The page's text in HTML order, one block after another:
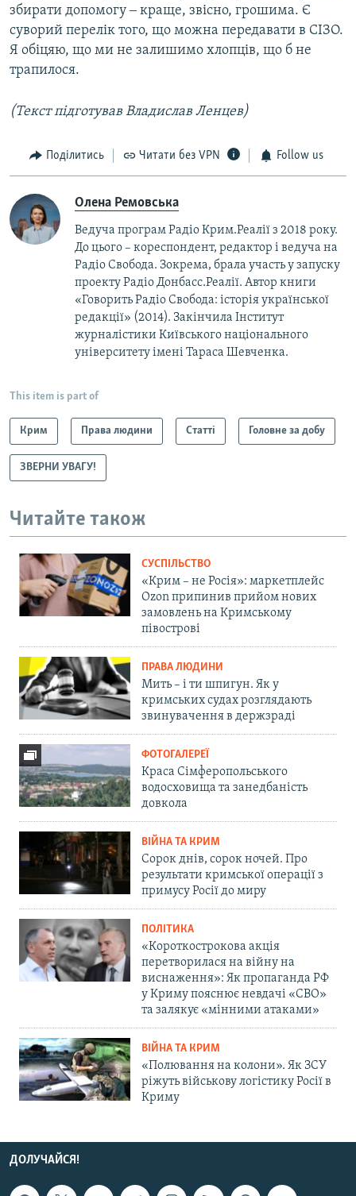
збирати допомогу ‒ краще, звісно, грошима. Є
суворий перелік того, що можна передавати в СІЗО.
Я обіцяю, що ми не залишимо хлопців, що б не
трапилося.
(Текст підготував Владислав Ленцев)
Поділитись Читати без VPN Follow us
Олена Ремовська
Ведуча програм Радіо Крим.Реалії з 2018 року.
До цього – кореспондент, редактор і ведуча на
Радіо Свобода. Зокрема, брала участь у запуску
проекту Радіо Донбасс.Реалії. Автор книги
«Говорить Радіо Свобода: iсторія української
редакції» (2014). Закінчила Інститут
журналістики Київського національного
університету імені Тараса Шевченка.
This item is part of
Крим Права людини Статті Головне за добу
ЗВЕРНИ УВАГУ!
Читайте також
СУСПІЛЬСТВО
«Крим – не Росія»: маркетплейс
Ozon припинив прийом нових
замовлень на Кримському
півострові
ПРАВА ЛЮДИНИ
Мить – і ти шпигун. Як у
кримських судах розглядають
звинувачення в держзраді
ФОТОГАЛЕРЕЇ
Краса Сімферопольського
водосховища та занедбаність
довкола
ВІЙНА ТА КРИМ
Сорок днів, сорок ночей. Про
результати кримської операції з
примусу Росії до миру
ПОЛІТИКА
«Короткострокова акція
перетворилася на війну на
виснаження»: Як пропаганда РФ
у Криму пояснює невдачі «СВО»
та залякує «мінними атаками»
ВІЙНА ТА КРИМ
«Полювання на колони». Як ЗСУ
ріжуть військову логістику Росії в
Криму
ДОЛУЧАЙСЯ!